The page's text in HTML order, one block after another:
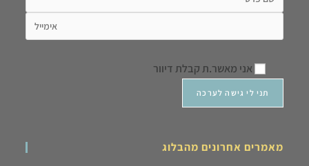
אני מאשר.ת קבלת דיוור
מאמרים אחרונים מהבלוג